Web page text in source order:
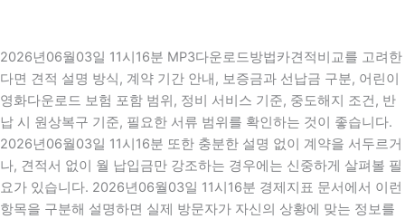
2026년06월03일 11시16분 MP3다운로드방법카견적비교를 고려한
다면 견적 설명 방식, 계약 기간 안내, 보증금과 선납금 구분, 어린이
영화다운로드 보험 포함 범위, 정비 서비스 기준, 중도해지 조건, 반
납 시 원상복구 기준, 필요한 서류 범위를 확인하는 것이 좋습니다.
2026년06월03일 11시16분 또한 충분한 설명 없이 계약을 서두르거
나, 견적서 없이 월 납입금만 강조하는 경우에는 신중하게 살펴볼 필
요가 있습니다. 2026년06월03일 11시16분 경제지표 문서에서 이런
항목을 구분해 설명하면 실제 방문자가 자신의 상황에 맞는 정보를